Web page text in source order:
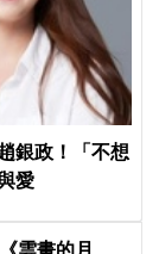
銀政！「不想
愛
雲畫的月